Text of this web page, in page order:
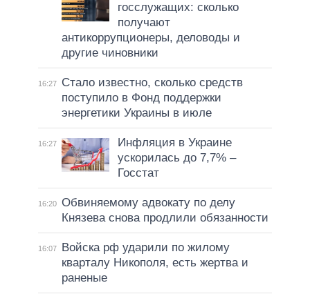
госслужащих: сколько
получают
антикоррупционеры, деловоды и
другие чиновники
16:27
Стало известно, сколько средств
поступило в Фонд поддержки
энергетики Украины в июле
16:27
Инфляция в Украине
ускорилась до 7,7% –
Госстат
16:20 Обвиняемому адвокату по делу
Князева снова продлили обязанности
16:07
Войска рф ударили по жилому
кварталу Никополя, есть жертва и
раненые